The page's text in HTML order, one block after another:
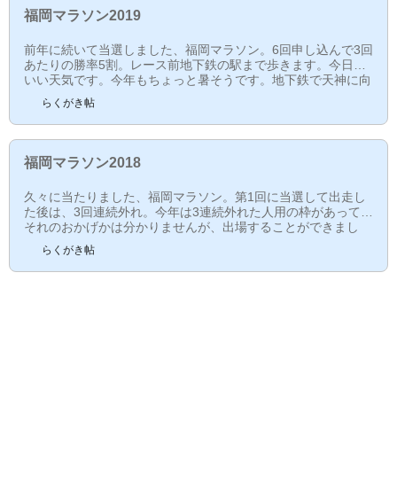
れの素晴らしい天気が続いていたのですが、今日だけ突然の
雨。ただ、昨日の受付時は相当暑かったので、あの暑さにな
福岡マラソン2019
前年に続いて当選しました、福岡マラソン。6回申し込んで3回
あたりの勝率5割。レース前地下鉄の駅まで歩きます。今日は
いい天気です。今年もちょっと暑そうです。地下鉄で天神に向
かいます。地下鉄の中からランナーでたくさん。地元だけあっ
て近いので、朝がゆっくりできます。地下鉄の階段を駆け上っ
たくらいで、今日はウォームアップなし。まだ少し時間があり
ますが、もう並んでいる人もいるので私も並びます。半袖でも
そこまで寒くはありません。スタート時間が近づくと、イムズ
あたりから渡辺通りに歩いていきます。渡辺通りのど真...
らくがき帖
福岡マラソン2018
久々に当たりました、福岡マラソン。第1回に当選して出走し
た後は、3回連続外れ。今年は3連続外れた人用の枠があって、
それのおかげかは分かりませんが、出場することができまし
た。レース前地下鉄の駅まで歩きます。今日はいい天気です。
予想最高気温は22℃。ちょっと暑そうです。地下鉄で天神に向
かいます。天神に着くと、地下街はランナーでたくさん。地下
らくがき帖